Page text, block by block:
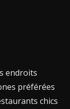
endroits
préférées
chics